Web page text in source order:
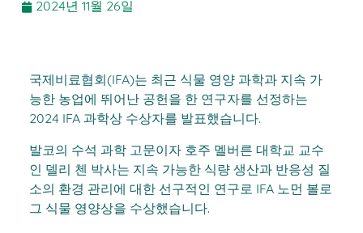
2024년 11월 26일
국제비료협회(IFA)는 최근 식물 영양 과학과 지속 가
능한 농업에 뛰어난 공헌을 한 연구자를 선정하는
2024 IFA 과학상 수상자를 발표했습니다.
발코의 수석 과학 고문이자 호주 멜버른 대학교 교수
인 델리 첸 박사는 지속 가능한 식량 생산과 반응성 질
소의 환경 관리에 대한 선구적인 연구로 IFA 노먼 볼로
그 식물 영양상을 수상했습니다.